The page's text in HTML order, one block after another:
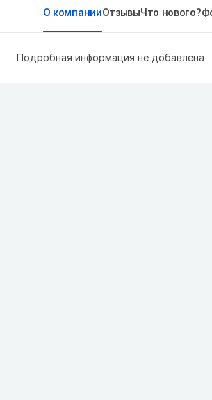
О компанииОтзывыЧто нового?
Подробная информация не добавлена